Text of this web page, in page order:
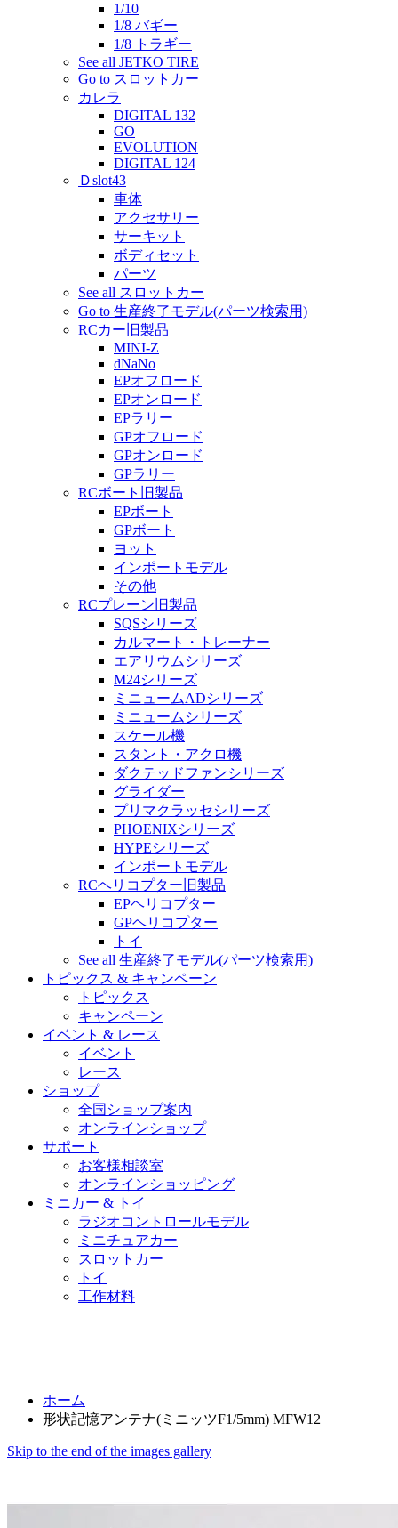
1/10
1/8 バギー
1/8 トラギー
See all JETKO TIRE
Go to スロットカー
カレラ
DIGITAL 132
GO
EVOLUTION
DIGITAL 124
Ｄslot43
車体
アクセサリー
サーキット
ボディセット
パーツ
See all スロットカー
Go to 生産終了モデル(パーツ検索用)
RCカー旧製品
MINI-Z
dNaNo
EPオフロード
EPオンロード
EPラリー
GPオフロード
GPオンロード
GPラリー
RCボート旧製品
EPボート
GPボート
ヨット
インポートモデル
その他
RCプレーン旧製品
SQSシリーズ
カルマート・トレーナー
エアリウムシリーズ
M24シリーズ
ミニュームADシリーズ
ミニュームシリーズ
スケール機
スタント・アクロ機
ダクテッドファンシリーズ
グライダー
プリマクラッセシリーズ
PHOENIXシリーズ
HYPEシリーズ
インポートモデル
RCヘリコプター旧製品
EPヘリコプター
GPヘリコプター
トイ
See all 生産終了モデル(パーツ検索用)
トピックス & キャンペーン
トピックス
キャンペーン
イベント & レース
イベント
レース
ショップ
全国ショップ案内
オンラインショップ
サポート
お客様相談室
オンラインショッピング
ミニカー & トイ
ラジオコントロールモデル
ミニチュアカー
スロットカー
トイ
工作材料
ホーム
形状記憶アンテナ(ミニッツF1/5mm) MFW12
Skip to the end of the images gallery